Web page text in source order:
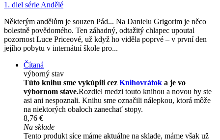
1. diel série Andělé
Některým andělům je souzen Pád... Na Danielu Grigorim je něco
bolestně povědomého. Ten záhadný, odtažitý chlapec upoutal
pozornost Luce Priceové, už když ho viděla poprvé – v první den
jejího pobytu v internátní škole pro...
Čítaná
výborný stav
Túto knihu sme vykúpili cez Knihovrátok a je vo
výbornom stave.Rozdiel medzi touto knihou a novou by ste
asi ani nespoznali. Knihu sme označili nálepkou, ktorá môže
na niektorých obaloch zanechať stopy.
8,76 €
Na sklade
Tento produkt síce máme aktuálne na sklade, máme však už